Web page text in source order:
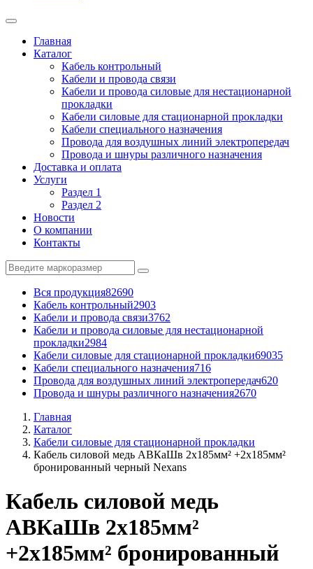
Главная
Каталог
Кабель контрольный
Кабели и провода связи
Кабели и провода силовые для нестационарной
прокладки
Кабели силовые для стационарной прокладки
Кабели специального назначения
Провода для воздушных линий электропередач
Провода и шнуры различного назначения
Доставка и оплата
Услуги
Раздел 1
Раздел 2
Новости
О компании
Контакты
Вся продукция82690
Кабель контрольный2903
Кабели и провода связи3762
Кабели и провода силовые для нестационарной
прокладки2984
Кабели силовые для стационарной прокладки69035
Кабели специального назначения716
Провода для воздушных линий электропередач620
Провода и шнуры различного назначения2670
Главная
Каталог
Кабели силовые для стационарной прокладки
Кабель силовой медь АВКаШв 2x185мм² +2x185мм²
бронированный черный Nexans
Кабель силовой медь
АВКаШв 2x185мм²
+2x185мм² бронированный